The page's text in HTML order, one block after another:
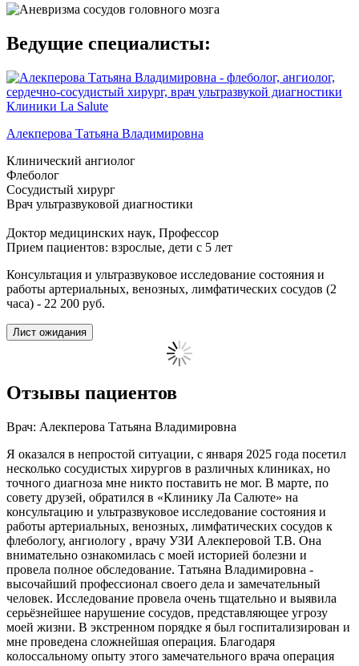
Ведущие специалисты:
Алекперова Татьяна Владимировна
Клинический ангиолог
Флеболог
Сосудистый хирург
Врач ультразвуковой диагностики
Доктор медицинских наук, Профессор
Прием пациентов: взрослые, дети с 5 лет
Консультация и ультразвуковое исследование состояния и
работы артериальных, венозных, лимфатических сосудов (2
часа) - 22 200 руб.
Лист ожидания
Отзывы пациентов
Врач: Алекперова Татьяна Владимировна
Я оказался в непростой ситуации, с января 2025 года посетил
несколько сосудистых хирургов в различных клиниках, но
точного диагноза мне никто поставить не мог. В марте, по
совету друзей, обратился в «Клинику Ла Салюте» на
консультацию и ультразвуковое исследование состояния и
работы артериальных, венозных, лимфатических сосудов к
флебологу, ангиологу , врачу УЗИ Алекперовой Т.В. Она
внимательно ознакомилась с моей историей болезни и
провела полное обследование. Татьяна Владимировна -
высочайший профессионал своего дела и замечательный
человек. Исследование провела очень тщательно и выявила
серьёзнейшее нарушение сосудов, представляющее угрозу
моей жизни. В экстренном порядке я был госпитализирован и
мне проведена сложнейшая операция. Благодаря
колоссальному опыту этого замечательного врача операция